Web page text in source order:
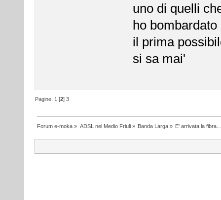
uno di quelli
ho
il prima
si sa mai'
Pagine: 1 [2]3
Forum e-moka » ADSL nel Medio Friuli» Banda Larga» E' arrivata la